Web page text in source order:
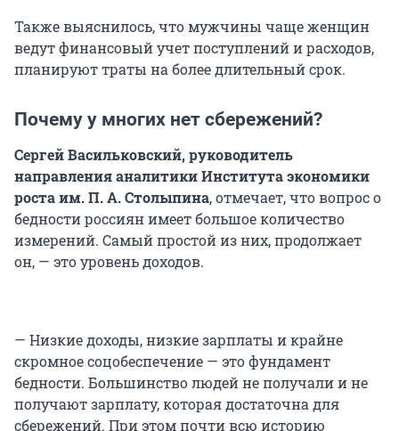
Также выяснилось, что мужчины чаще женщин
ведут финансовый учет поступлений и расходов,
планируют траты на более длительный срок.
Почему у многих нет сбережений?
Сергей Васильковский, руководитель
направления аналитики Института экономики
роста им. П. А. Столыпина, отмечает, что вопрос о
бедности россиян имеет большое количество
измерений. Самый простой из них, продолжает
он, — это уровень доходов.
— Низкие доходы, низкие зарплаты и крайне
скромное соцобеспечение — это фундамент
бедности. Большинство людей не получали и не
получают зарплату, которая достаточна для
сбережений. При этом почти всю историю